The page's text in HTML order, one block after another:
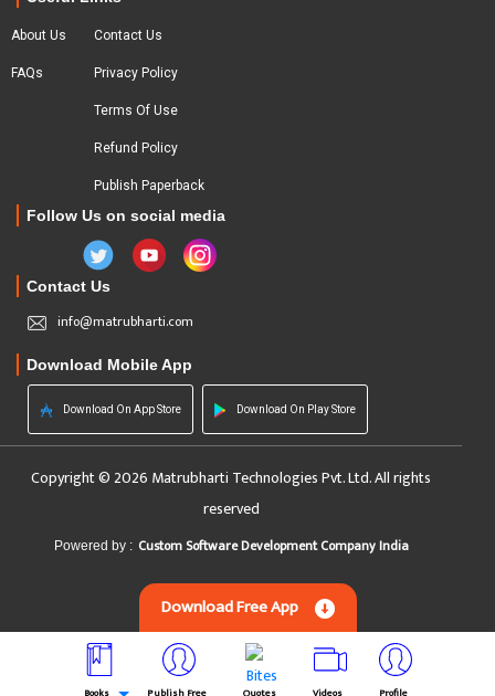
About Us
FAQs
Contact Us
Privacy Policy
Terms Of Use
Refund Policy
Publish Paperback
Follow Us on social media
Contact Us
info@matrubharti.com
Download Mobile App
Download On App Store Download On Play Store
Copyright © 2026 Matrubharti Technologies Pvt. Ltd. All rights
reserved
Powered by : Custom Software Development Company India
Download Free App